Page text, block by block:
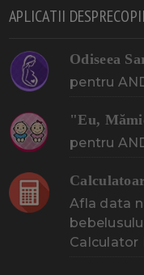
APLICATII DESPRECOPII
Odiseea
pentru
"Eu,
pentru
Afla data
Calculator